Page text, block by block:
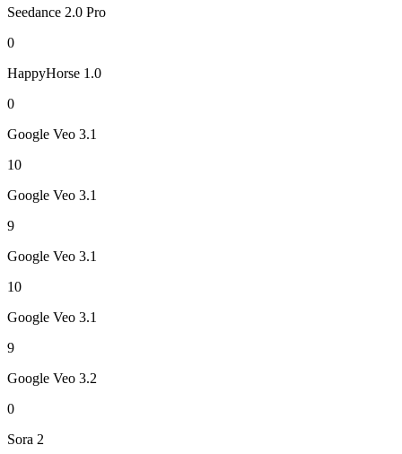
Seedance 2.0 Pro
0
HappyHorse 1.0
0
Google Veo 3.1
10
Google Veo 3.1
9
Google Veo 3.1
10
Google Veo 3.1
9
Google Veo 3.2
0
Sora 2